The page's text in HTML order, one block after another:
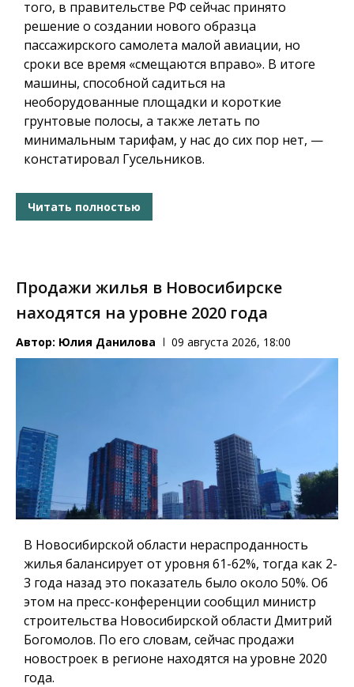
того, в правительстве РФ сейчас принято
решение о создании нового образца
пассажирского самолета малой авиации, но
сроки все время «смещаются вправо». В итоге
машины, способной садиться на
необорудованные площадки и короткие
грунтовые полосы, а также летать по
минимальным тарифам, у нас до сих пор нет, —
констатировал Гусельников.
Читать полностью
Продажи жилья в Новосибирске
находятся на уровне 2020 года
Автор: Юлия Данилова 09 августа 2026, 18:00
В Новосибирской области нераспроданность
жилья балансирует от уровня 61-62%, тогда как 2-
3 года назад это показатель было около 50%. Об
этом на пресс-конференции сообщил министр
строительства Новосибирской области Дмитрий
Богомолов. По его словам, сейчас продажи
новостроек в регионе находятся на уровне 2020
года.